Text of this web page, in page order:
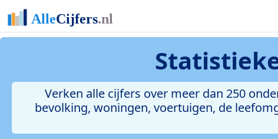
Verken alle cijfers over meer dan 250
bevolking, woningen, voertuigen, de